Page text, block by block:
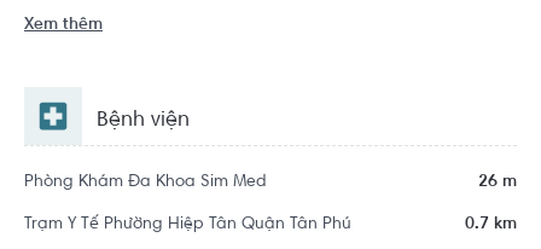
Xem thêm
Bệnh viện
Phòng Khám Đa Khoa Sim Med 26 m
Trạm Y Tế Phường Hiệp Tân Quận Tân Phú 0.7 km